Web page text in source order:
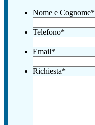
Nome e Cognome*
Telefono*
Email*
Richiesta*